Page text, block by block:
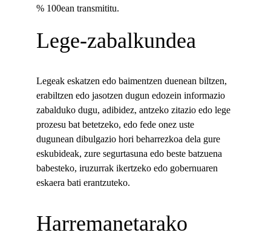
% 100ean transmititu.
Lege-zabalkundea
Legeak eskatzen edo baimentzen duenean biltzen,
erabiltzen edo jasotzen dugun edozein informazio
zabalduko dugu, adibidez, antzeko zitazio edo lege
prozesu bat betetzeko, edo fede onez uste
dugunean dibulgazio hori beharrezkoa dela gure
eskubideak, zure segurtasuna edo beste batzuena
babesteko, iruzurrak ikertzeko edo gobernuaren
eskaera bati erantzuteko.
Harremanetarako